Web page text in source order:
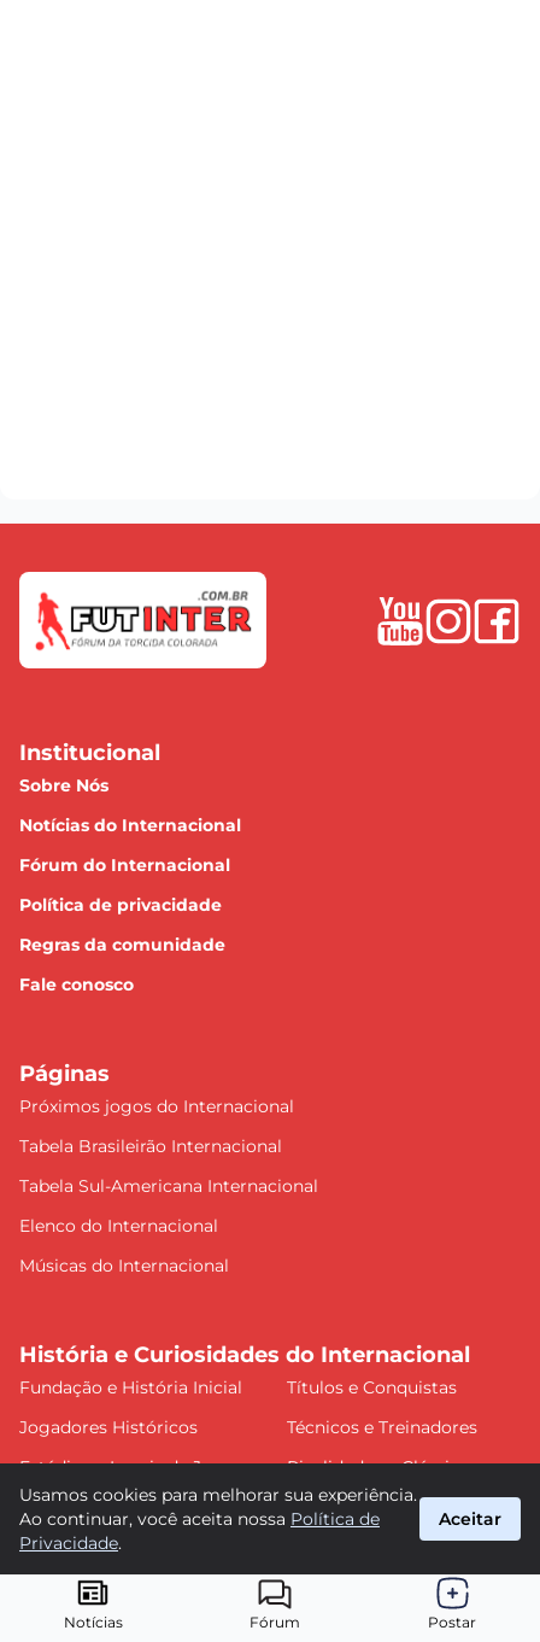
Notícias Fórum Postar
Institucional
Sobre Nós
Notícias do Internacional
Fórum do Internacional
Política de privacidade
Regras da comunidade
Fale conosco
Páginas
Próximos jogos do Internacional
Tabela Brasileirão Internacional
Tabela Sul-Americana Internacional
Elenco do Internacional
Músicas do Internacional
História e Curiosidades do Internacional
Fundação e História Inicial
Títulos e Conquistas
Jogadores Históricos
Técnicos e Treinadores
Estádios e Locais de Jogos
Rivalidades e Clássicos
Partidas Históricas
Mascotes e Símbolos
Curiosidades e Tradições
Estatísticas e Recordes
Patrocínios e Parcerias
Filiais e Parceiros
Internacionais
Usamos cookies para melhorar sua experiência.
Ao continuar, você aceita nossa Política de
Privacidade.
Aceitar